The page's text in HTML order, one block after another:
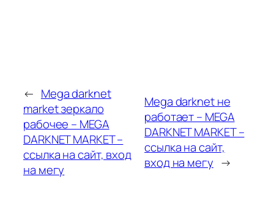
← Mega darknet
market зеркало
рабочее – MEGA
DARKNET MARKET –
ссылка на сайт, вход
на мегу
Mega darknet не
работает – MEGA
DARKNET MARKET –
ссылка на сайт,
вход на мегу →